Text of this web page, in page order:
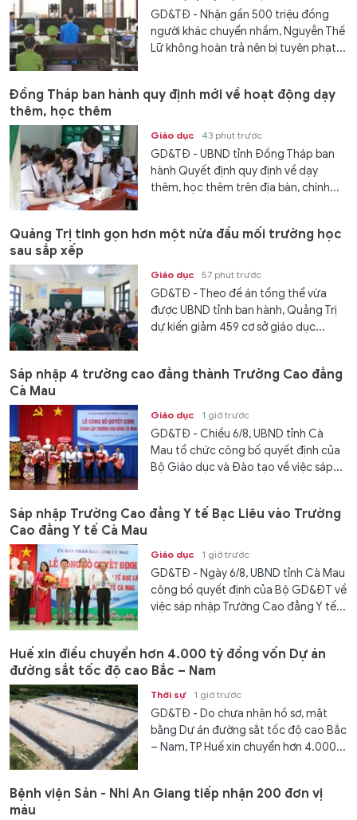
GD&TĐ - Nhận gần 500 triệu đồng
người khác chuyển nhầm, Nguyễn Thế
Lữ không hoàn trả nên bị tuyên phạt...
Đồng Tháp ban hành quy định mới về hoạt động dạy
thêm, học thêm
Giáo dục 43 phút trước
GD&TĐ - UBND tỉnh Đồng Tháp ban
hành Quyết định quy định về dạy
thêm, học thêm trên địa bàn, chính...
Quảng Trị tinh gọn hơn một nửa đầu mối trường học
sau sắp xếp
Giáo dục 57 phút trước
GD&TĐ - Theo đề án tổng thể vừa
được UBND tỉnh ban hành, Quảng Trị
dự kiến giảm 459 cơ sở giáo dục...
Sáp nhập 4 trường cao đẳng thành Trường Cao đẳng
Cà Mau
Giáo dục 1 giờ trước
GD&TĐ - Chiều 6/8, UBND tỉnh Cà
Mau tổ chức công bố quyết định của
Bộ Giáo dục và Đào tạo về việc sáp...
Sáp nhập Trường Cao đẳng Y tế Bạc Liêu vào Trường
Cao đẳng Y tế Cà Mau
Giáo dục 1 giờ trước
GD&TĐ - Ngày 6/8, UBND tỉnh Cà Mau
công bố quyết định của Bộ GD&ĐT về
việc sáp nhập Trường Cao đẳng Y tế...
Huế xin điều chuyển hơn 4.000 tỷ đồng vốn Dự án
đường sắt tốc độ cao Bắc – Nam
Thời sự 1 giờ trước
GD&TĐ - Do chưa nhận hồ sơ, mặt
bằng Dự án đường sắt tốc độ cao Bắc
– Nam, TP Huế xin chuyển hơn 4.000...
Bệnh viện Sản - Nhi An Giang tiếp nhận 200 đơn vị
máu